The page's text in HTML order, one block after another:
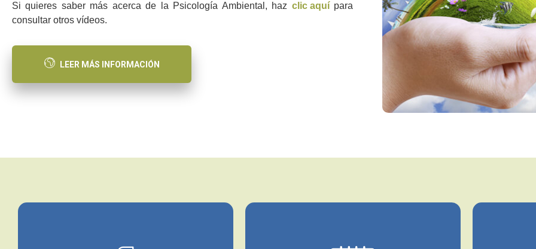
Si quieres saber más acerca de la Psicología Ambiental, haz clic aquípara
consultar otros vídeos.
LEER MÁS INFORMACIÓN